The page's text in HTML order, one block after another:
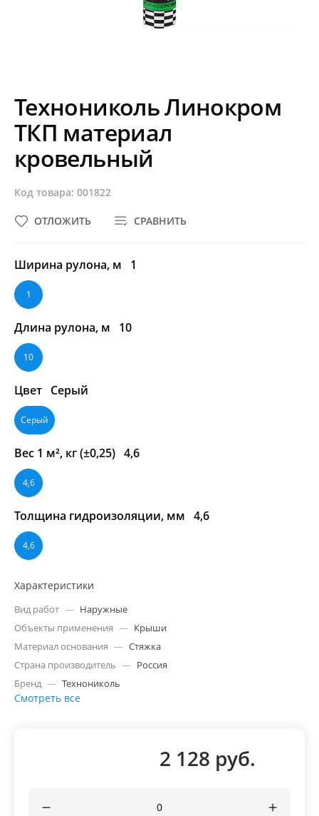
Технониколь Линокром
ТКП материал
кровельный
Код товара: 001822
СРАВНИТЬ
ОТЛОЖИТЬ
Ширина рулона, м 1
1
Длина рулона, м 10
10
Цвет Серый
Серый
Вес 1 м², кг (±0,25) 4,6
4,6
Толщина гидроизоляции, мм 4,6
4,6
Характеристики
Вид работ — Наружные
Объекты применения — Крыши
Материал основания — Стяжка
Страна производитель — Россия
Бренд — Технониколь
Смотреть все
2 128 руб.